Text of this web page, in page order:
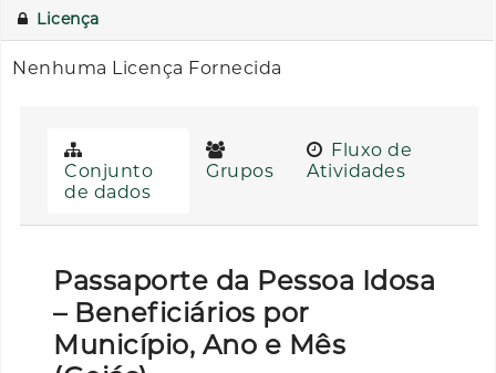
Licença
Nenhuma Licença Fornecida
Conjunto
de dados
Grupos
Fluxo de
Atividades
Passaporte da Pessoa Idosa
– Beneficiários por
Município, Ano e Mês